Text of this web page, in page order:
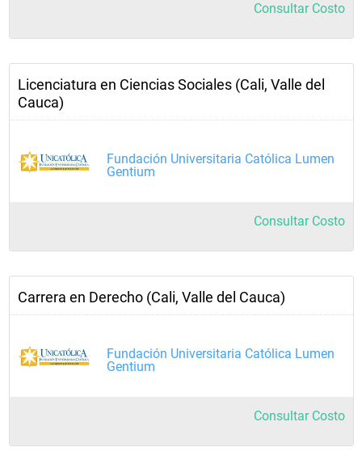
Consultar Costo
Licenciatura en Ciencias Sociales (Cali, Valle del
Cauca)
Fundación Universitaria Católica Lumen
Gentium
Consultar Costo
Carrera en Derecho (Cali, Valle del Cauca)
Fundación Universitaria Católica Lumen
Gentium
Consultar Costo